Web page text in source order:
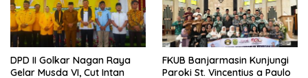
DPD II Golkar Nagan Raya
Gelar Musda VI, Cut Intan
FKUB Banjarmasin Kunjungi
Paroki St. Vincentius a Paulo